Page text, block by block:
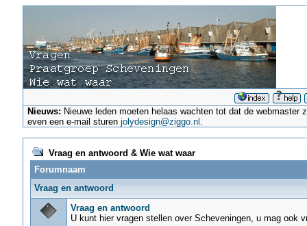
Nieuws: Nieuwe leden moeten helaas wachten tot dat de
even een e-mail sturenjolydesign@ziggo.nl .
Vraag en antwoord & Wie wat waar
Forumnaam
Vraag en antwoord
Vraag en antwoord
U kunt hier vragen stellen over Scheveningen, u mag ook